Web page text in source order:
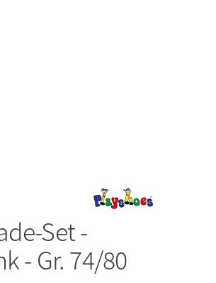
Set -
- Gr. 74/80